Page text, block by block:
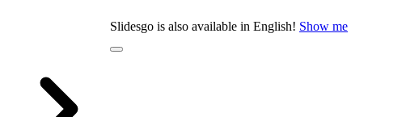
Slidesgo is also available in English! Show me